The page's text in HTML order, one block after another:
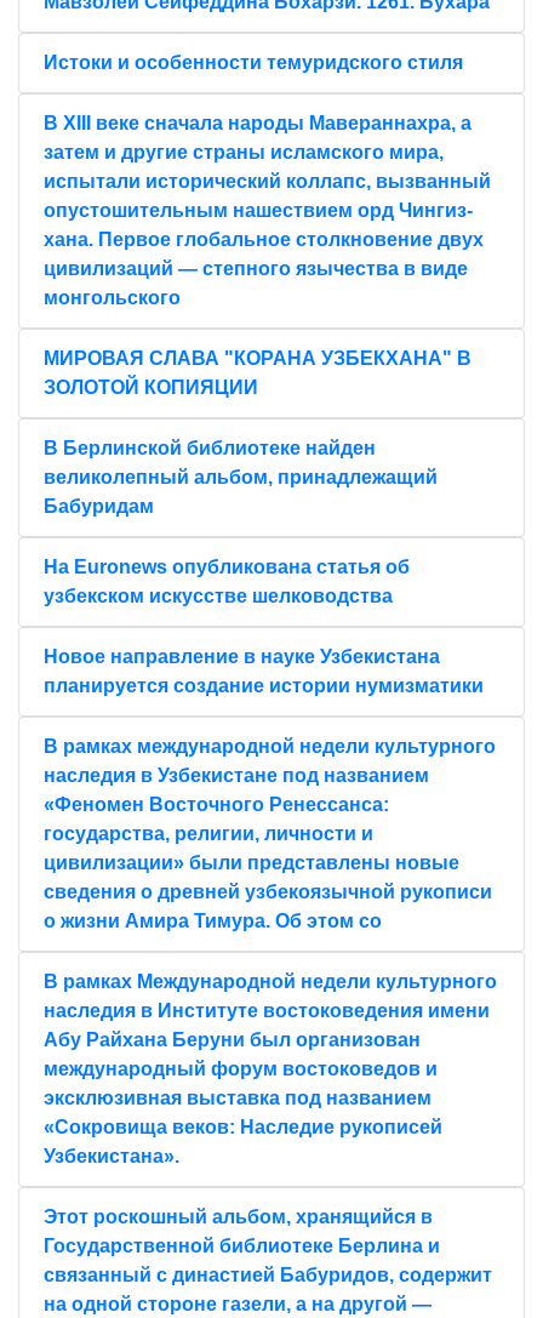
Истоки и особенности темуридского стиля
В XIII веке сначала народы Мавераннахра, а
затем и другие страны исламского мира,
испытали исторический коллапс, вызванный
опустошительным нашествием орд Чингиз-
хана. Первое глобальное столкновение двух
цивилизаций — степного язычества в виде
монгольского
МИРОВАЯ СЛАВА "КОРАНА УЗБЕКХАНА" В
ЗОЛОТОЙ КОПИЯЦИИ
В Берлинской библиотеке найден
великолепный альбом, принадлежащий
Бабуридам
На Euronews опубликована статья об
узбекском искусстве шелководства
Новое направление в науке Узбекистана
планируется создание истории нумизматики
В рамках международной недели культурного
наследия в Узбекистане под названием
«Феномен Восточного Ренессанса:
государства, религии, личности и
цивилизации» были представлены новые
сведения о древней узбекоязычной рукописи
о жизни Амира Тимура. Об этом со
В рамках Международной недели культурного
наследия в Институте востоковедения имени
Абу Райхана Беруни был организован
международный форум востоковедов и
эксклюзивная выставка под названием
«Сокровища веков: Наследие рукописей
Узбекистана».
Этот роскошный альбом, хранящийся в
Государственной библиотеке Берлина и
связанный с династией Бабуридов, содержит
на одной стороне газели, а на другой —